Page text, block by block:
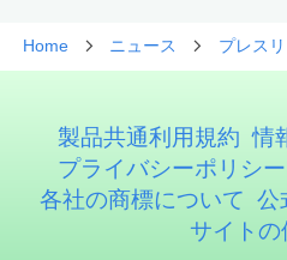
Home ニュース プレス
製品共通利用規約 情
プライバシーポリシー
各社の商標について 公
サイトの